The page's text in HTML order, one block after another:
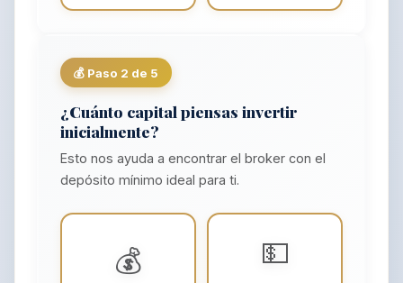
💰 Paso 2 de 5
¿Cuánto capital piensas invertir
inicialmente?
Esto nos ayuda a encontrar el broker con el
depósito mínimo ideal para ti.
💰 💵